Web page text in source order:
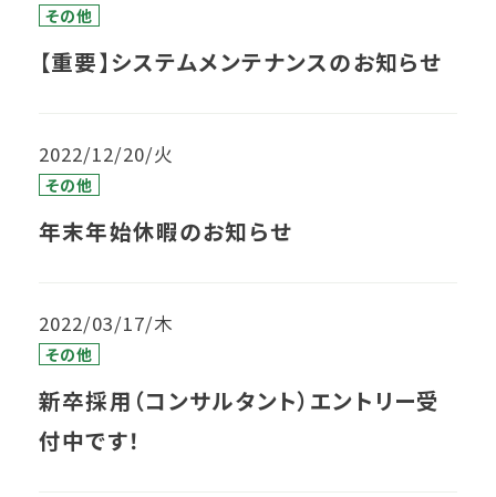
その他
【重要】システムメンテナンスのお知らせ
2022/12/20/火
その他
年末年始休暇のお知らせ
2022/03/17/木
その他
新卒採用（コンサルタント）エントリー受
付中です！